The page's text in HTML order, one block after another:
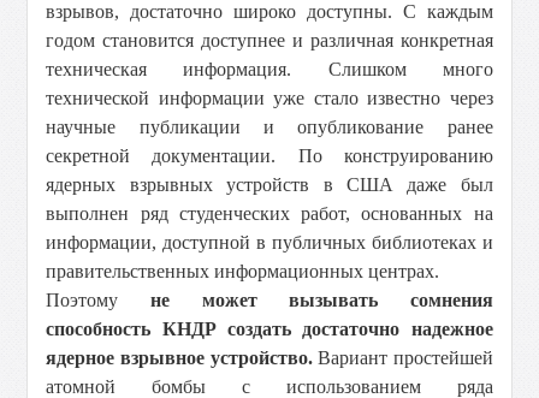
взрывов, достаточно широко доступны. С каждым
годом становится доступнее и различная конкретная
техническая информация. Слишком много
технической информации уже стало известно через
научные публикации и опубликование ранее
секретной документации. По конструированию
ядерных взрывных устройств в США даже был
выполнен ряд студенческих работ, основанных на
информации, доступной в публичных библиотеках и
правительственных информационных центрах.
Поэтому не может вызывать сомнения
способность КНДР создать достаточно надежное
ядерное взрывное устройство.Вариант простейшей
атомной бомбы с использованием ряда